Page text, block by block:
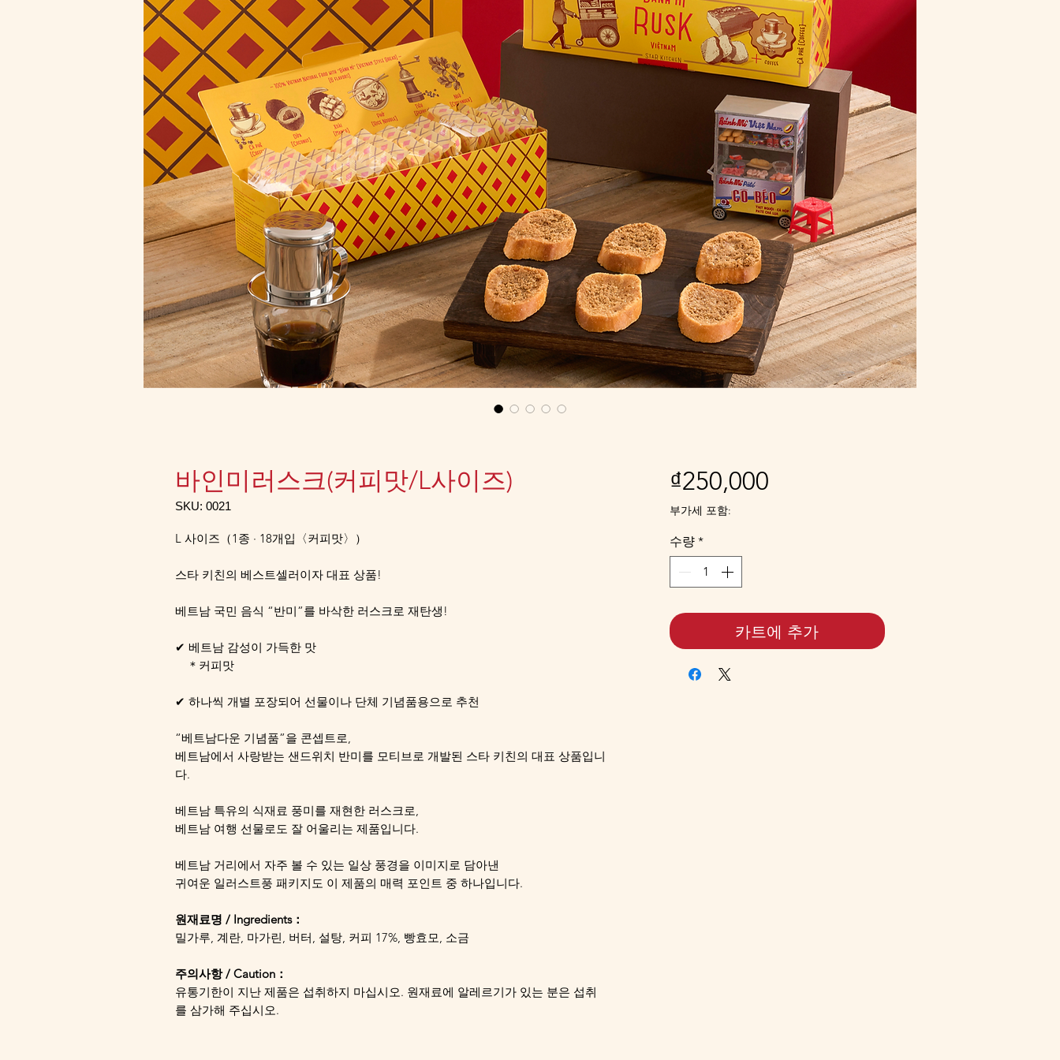
바인미러스크(커피맛/L사이즈)
SKU: 0021
L 사이즈（1종 · 18개입〈커피맛〉）
스타 키친의 베스트셀러이자 대표 상품!
베트남 국민 음식 “반미”를 바삭한 러스크로 재탄생!
✔ 베트남 감성이 가득한 맛
＊커피맛
✔ 하나씩 개별 포장되어 선물이나 단체 기념품용으로 추천
“베트남다운 기념품”을 콘셉트로,
베트남에서 사랑받는 샌드위치 반미를 모티브로 개발된 스타 키친의 대표 상품입니
다.
베트남 특유의 식재료 풍미를 재현한 러스크로,
베트남 여행 선물로도 잘 어울리는 제품입니다.
베트남 거리에서 자주 볼 수 있는 일상 풍경을 이미지로 담아낸
귀여운 일러스트풍 패키지도 이 제품의 매력 포인트 중 하나입니다.
원재료명 / Ingredients：
밀가루, 계란, 마가린, 버터, 설탕, 커피 17%, 빵효모, 소금
주의사항 / Caution：
유통기한이 지난 제품은 섭취하지 마십시오. 원재료에 알레르기가 있는 분은 섭취
를 삼가해 주십시오.
₫250,000가
부가세 포함:
수량 *
카트에 추가